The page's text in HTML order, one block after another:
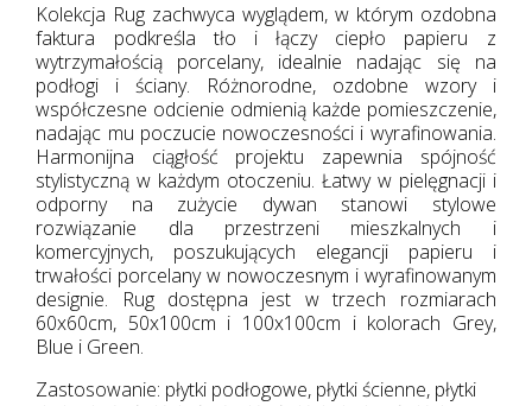
Kolekcja Rug zachwyca wyglądem, w którym ozdobna
faktura podkreśla tło i łączy ciepło papieru z
wytrzymałością porcelany, idealnie nadając się na
podłogi i ściany. Różnorodne, ozdobne wzory i
współczesne odcienie odmienią każde pomieszczenie,
nadając mu poczucie nowoczesności i wyrafinowania.
Harmonijna ciągłość projektu zapewnia spójność
stylistyczną w każdym otoczeniu. Łatwy w pielęgnacji i
odporny na zużycie dywan stanowi stylowe
rozwiązanie dla przestrzeni mieszkalnych i
komercyjnych, poszukujących elegancji papieru i
trwałości porcelany w nowoczesnym i wyrafinowanym
designie. Rug dostępna jest w trzech rozmiarach
60x60cm, 50x100cm i 100x100cm i kolorach Grey,
Blue i Green.
Zastosowanie: płytki podłogowe, płytki ścienne, płytki